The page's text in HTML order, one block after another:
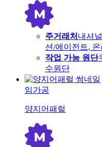
주거래처 내셔
션/에이전트,
작업 가능 원단
수원단
임가공
양지어패럴